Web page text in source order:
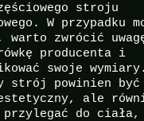
stroju
W przypadku
warto zwrócić
producenta i
swoje
strój powinien
ale
przylegać do ciała,